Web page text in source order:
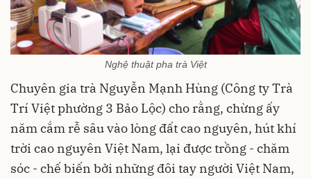
Nghệ thuật pha trà Việt
Chuyên gia trà Nguyễn Mạnh Hùng (Công ty Trà
Trí Việt phường 3 Bảo Lộc) cho rằng, chừng ấy
năm cắm rễ sâu vào lòng đất cao nguyên, hút khí
trời cao nguyên Việt Nam, lại được trồng - chăm
sóc - chế biến bởi những đôi tay người Việt Nam,